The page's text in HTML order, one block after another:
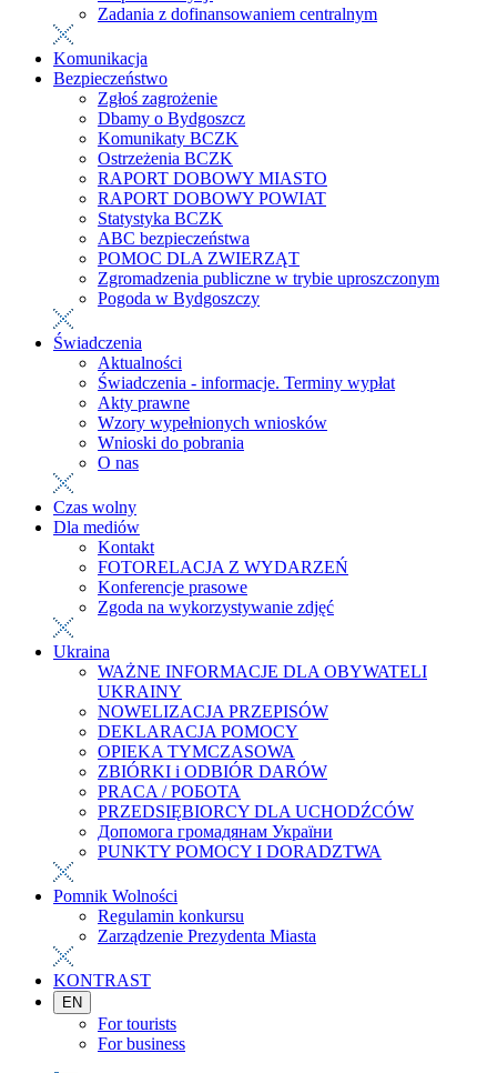
Zadania z dofinansowaniem centralnym
Komunikacja
Bezpieczeństwo
Zgłoś zagrożenie
Dbamy o Bydgoszcz
Komunikaty BCZK
Ostrzeżenia BCZK
RAPORT DOBOWY MIASTO
RAPORT DOBOWY POWIAT
Statystyka BCZK
ABC bezpieczeństwa
POMOC DLA ZWIERZĄT
Zgromadzenia publiczne w trybie uproszczonym
Pogoda w Bydgoszczy
Świadczenia
Aktualności
Świadczenia - informacje. Terminy wypłat
Akty prawne
Wzory wypełnionych wniosków
Wnioski do pobrania
O nas
Czas wolny
Dla mediów
Kontakt
FOTORELACJA Z WYDARZEŃ
Konferencje prasowe
Zgoda na wykorzystywanie zdjęć
Ukraina
WAŻNE INFORMACJE DLA OBYWATELI
UKRAINY
NOWELIZACJA PRZEPISÓW
DEKLARACJA POMOCY
OPIEKA TYMCZASOWA
ZBIÓRKI i ODBIÓR DARÓW
PRACA / РОБОТА
PRZEDSIĘBIORCY DLA UCHODŹCÓW
Допомога громадянам України
PUNKTY POMOCY I DORADZTWA
Pomnik Wolności
Regulamin konkursu
Zarządzenie Prezydenta Miasta
KONTRAST
EN
For tourists
For business